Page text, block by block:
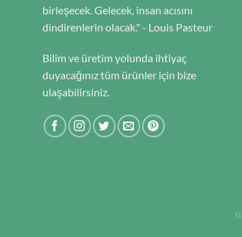
birleşecek. Gelecek, insan acısını
dindirenlerin olacak." - Louis Pasteur
Bilim ve üretim yolunda ihtiyaç
duyacağınız tüm ürünler için bize
ulaşabilirsiniz.